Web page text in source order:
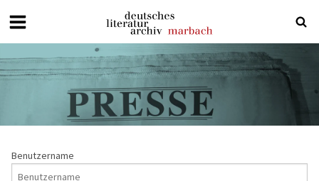
Deutsches
Literaturarchiv
Marbach
Benutzername